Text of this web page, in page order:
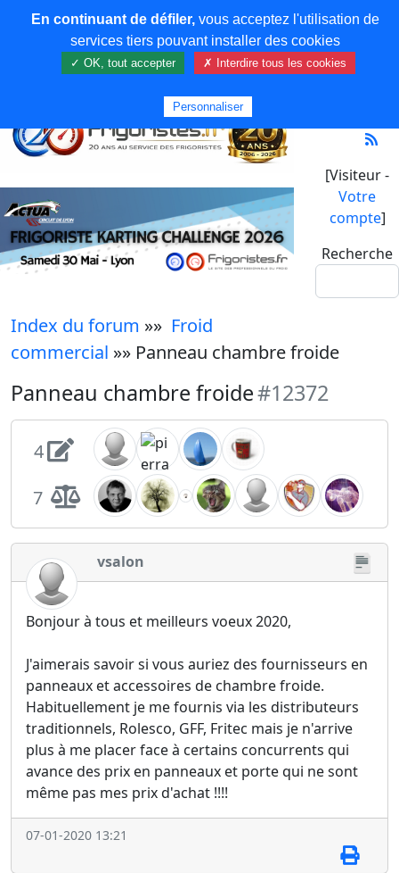
[Visiteur -
Votre
compte]
Recherche
Index du forum »» Froid
commercial »» Panneau chambre froide
Panneau chambre froide#12372
4
7
vsalon
Bonjour à tous et meilleurs voeux 2020,
J'aimerais savoir si vous auriez des fournisseurs en
panneaux et accessoires de chambre froide.
Habituellement je me fournis via les distributeurs
traditionnels, Rolesco, GFF, Fritec mais je n'arrive
plus à me placer face à certains concurrents qui
avance des prix en panneaux et porte qui ne sont
même pas mes prix d'achat !!!!
07-01-2020 13:21
En continuant de défiler,vous acceptez l'utilisation de
services tiers pouvant installer des cookies
✓ OK, tout accepter ✗ Interdire tous les cookies
Personnaliser